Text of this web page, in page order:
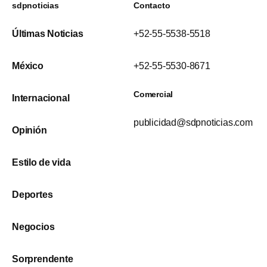
sdpnoticias
Últimas Noticias
México
Internacional
Opinión
Estilo de vida
Deportes
Negocios
Sorprendente
Contacto
+52-55-5538-5518
+52-55-5530-8671
Comercial
publicidad@sdpnoticias.com